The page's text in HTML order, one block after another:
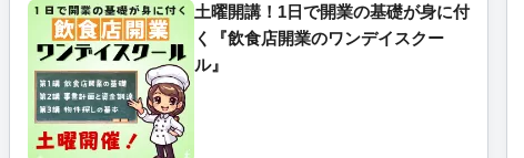
土曜開講！1日で開業の基礎が身に付
く『飲食店開業のワンデイスクー
ル』